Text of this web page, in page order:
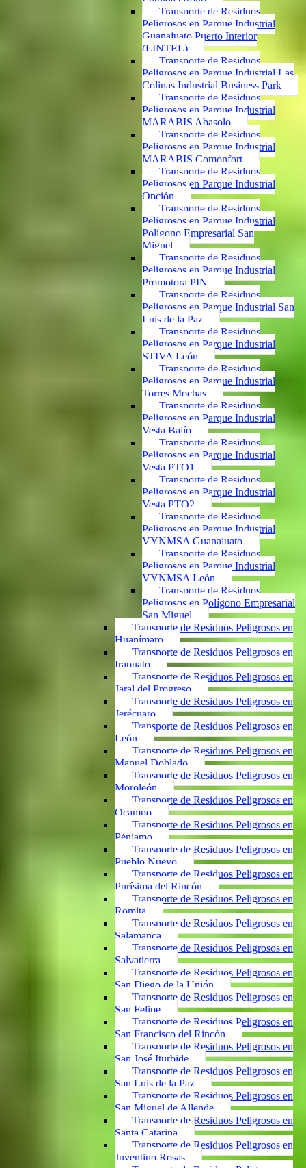
Transporte de Residuos
Peligrosos en Parque Industrial
Guanajuato Puerto Interior
(LINTEL)
Transporte de Residuos
Peligrosos en Parque Industrial Las
Colinas Industrial Business Park
Transporte de Residuos
Peligrosos en Parque Industrial
MARABIS Abasolo
Transporte de Residuos
Peligrosos en Parque Industrial
MARABIS Comonfort
Transporte de Residuos
Peligrosos en Parque Industrial
Opción
Transporte de Residuos
Peligrosos en Parque Industrial
Polígono Empresarial San
Miguel
Transporte de Residuos
Peligrosos en Parque Industrial
Promotora PIN
Transporte de Residuos
Peligrosos en Parque Industrial San
Luis de la Paz
Transporte de Residuos
Peligrosos en Parque Industrial
STIVA León
Transporte de Residuos
Peligrosos en Parque Industrial
Torres Mochas
Transporte de Residuos
Peligrosos en Parque Industrial
Vesta Bajío
Transporte de Residuos
Peligrosos en Parque Industrial
Vesta PTO1
Transporte de Residuos
Peligrosos en Parque Industrial
Vesta PTO2
Transporte de Residuos
Peligrosos en Parque Industrial
VYNMSA Guanajuato
Transporte de Residuos
Peligrosos en Parque Industrial
VYNMSA León
Transporte de Residuos
Peligrosos en Polígono Empresarial
San Miguel
Transporte de Residuos Peligrosos en
Huanímaro
Transporte de Residuos Peligrosos en
Irapuato
Transporte de Residuos Peligrosos en
Jaral del Progreso
Transporte de Residuos Peligrosos en
Jerécuaro
Transporte de Residuos Peligrosos en
León
Transporte de Residuos Peligrosos en
Manuel Doblado
Transporte de Residuos Peligrosos en
Moroleón
Transporte de Residuos Peligrosos en
Ocampo
Transporte de Residuos Peligrosos en
Pénjamo
Transporte de Residuos Peligrosos en
Pueblo Nuevo
Transporte de Residuos Peligrosos en
Purísima del Rincón
Transporte de Residuos Peligrosos en
Romita
Transporte de Residuos Peligrosos en
Salamanca
Transporte de Residuos Peligrosos en
Salvatierra
Transporte de Residuos Peligrosos en
San Diego de la Unión
Transporte de Residuos Peligrosos en
San Felipe
Transporte de Residuos Peligrosos en
San Francisco del Rincón
Transporte de Residuos Peligrosos en
San José Iturbide
Transporte de Residuos Peligrosos en
San Luis de la Paz
Transporte de Residuos Peligrosos en
San Miguel de Allende
Transporte de Residuos Peligrosos en
Santa Catarina
Transporte de Residuos Peligrosos en
Juventino Rosas